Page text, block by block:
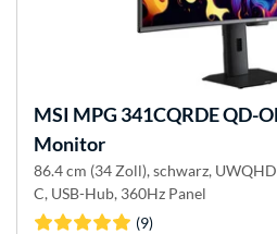
MSI MPG 341CQRDE QD-
Monitor
86.4 cm (34 Zoll), schwarz,
C, USB-Hub, 360Hz Panel
(9)